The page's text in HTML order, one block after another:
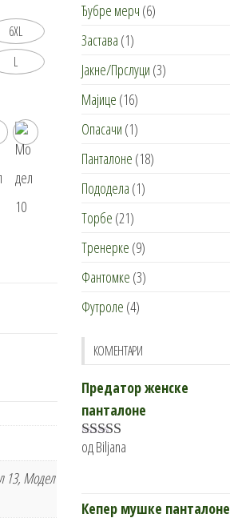
6XL
L
13, Модел
Ђубре мерч (6)
Застава (1)
Јакне/Прслуци (3)
Мајице (16)
Опасачи (1)
Панталоне (18)
Пододела (1)
Торбе (21)
Тренерке (9)
Фантомке (3)
Футроле (4)
КОМЕНТАРИ
Предатор женске
панталоне
Оцењено са
од Biljana
Кепер мушке панталоне